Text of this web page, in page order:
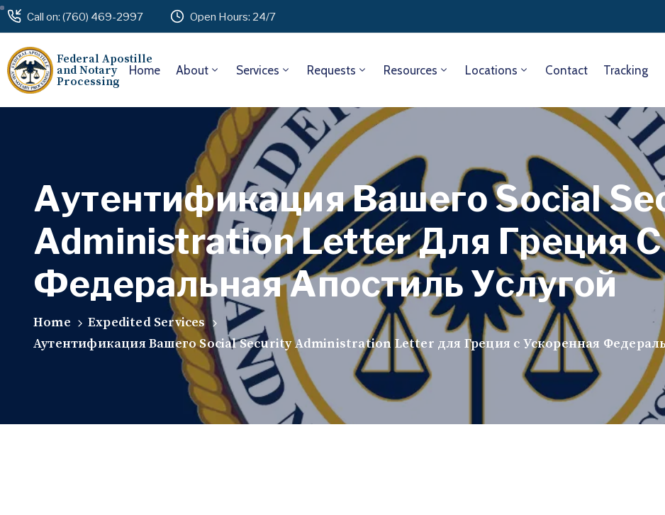
Call on: (760) 469-2997 Open Hours: 24/7
Federal Apostille
and Notary
Processing
Home About Services Requests Resources Locations Contact Tracking
Аутентификация Вашего Social
Administration Letter Для Греция С
Федеральная Апостиль Услугой
Home
Expedited Services
Аутентификация Вашего Social Security Administration Letter для Греция с Ускоренная